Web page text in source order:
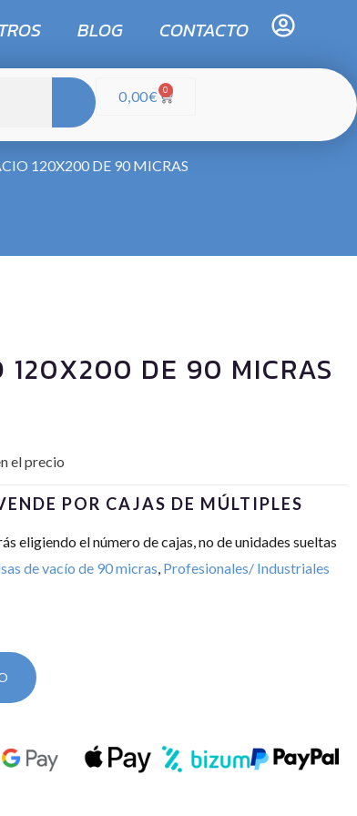
BLOG CONTACTO
0,00€ 0
120X200 DE 90 MICRAS
120X200 DE 90 MICRAS
el precio
POR CAJAS DE MÚLTIPLES
eligiendo el número de cajas, no de unidades sueltas
de vacío de 90 micras Profesionales/ Industriales